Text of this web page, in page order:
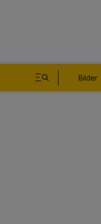
Bilder